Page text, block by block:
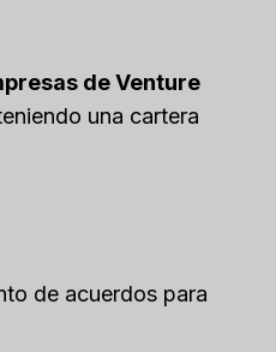
de Venture
una cartera
de acuerdos para